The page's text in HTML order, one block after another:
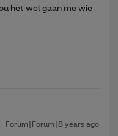
het wel gaan me wie
Forum|Forum|8 years ago